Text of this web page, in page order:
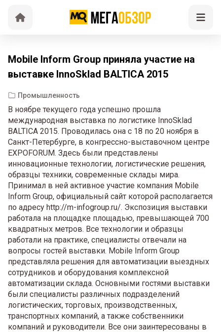
Mobile Inform Group приняла участие на
выставке InnoSklad BALTICA 2015
Промышленность
В ноябре текущего года успешно прошла
международная выставка по логистике InnoSklad
BALTICA 2015. Проводилась она с 18 по 20 ноября в
Санкт-Петербурге, в конгрессно-выставочном центре
EXPOFORUM. Здесь были представлены
инновационные технологии, логистические решения,
образцы техники, современные склады мира.
Принимал в ней активное участие компания Mobile
Inform Group, официальный сайт которой располагается
по адресу http://m-infogroup.ru/. Экспозиция выставки
работала на площадке площадью, превышающей 700
квадратных метров. Все технологии и образцы
работали на практике, специалисты отвечали на
вопросы гостей выставки. Mobile Inform Group
представляла решения для автоматизации выездных
сотрудников и оборудования комплексной
автоматизации склада. Основными гостями выставки
были специалисты различных подразделений
логистических, торговых, производственных,
транспортных компаний, а также собственники
компаний и руководители. Все они заинтересованы в